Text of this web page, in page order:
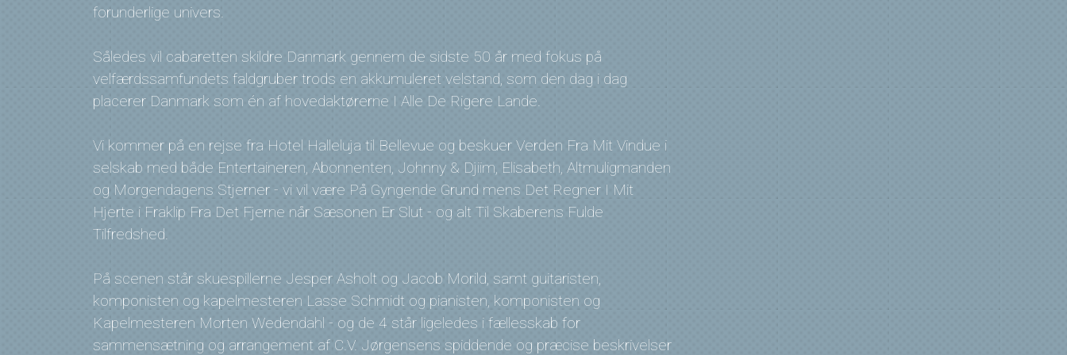
forunderlige univers.
Således vil cabaretten skildre Danmark gennem de sidste 50 år med fokus på
velfærdssamfundets faldgruber trods en akkumuleret velstand, som den dag i dag
placerer Danmark som én af hovedaktørerne I Alle De Rigere Lande.
Vi kommer på en rejse fra Hotel Halleluja til Bellevue og beskuer Verden Fra Mit Vindue i
selskab med både Entertaineren, Abonnenten, Johnny & Djiim, Elisabeth, Altmuligmanden
og Morgendagens Stjerner - vi vil være På Gyngende Grund mens Det Regner I Mit
Hjerte i Fraklip Fra Det Fjerne når Sæsonen Er Slut - og alt Til Skaberens Fulde
Tilfredshed.
På scenen står skuespillerne Jesper Asholt og Jacob Morild, samt guitaristen,
komponisten og kapelmesteren Lasse Schmidt og pianisten, komponisten og
Kapelmesteren Morten Wedendahl - og de 4 står ligeledes i fællesskab for
sammensætning og arrangement af C.V. Jørgensens spiddende og præcise beskrivelser